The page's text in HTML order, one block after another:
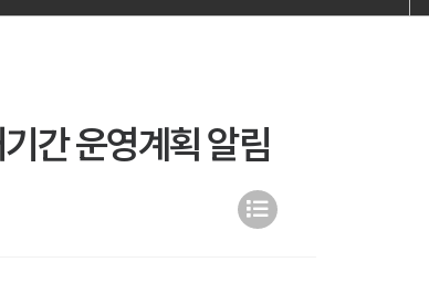
간 운영계획 알림